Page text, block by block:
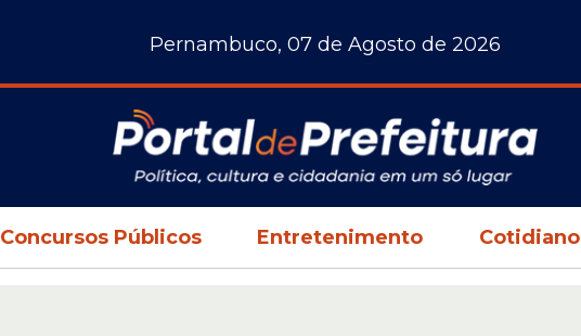
Pernambuco, 07 de Agosto de 2026
Concursos Públicos Entretenimento Cotidiano